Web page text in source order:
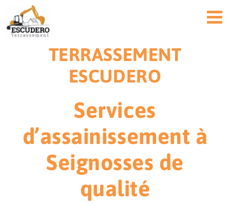
Passer
au
contenu
TERRASSEMENT
ESCUDERO
Services
d’assainissement à
Seignosses de
qualité